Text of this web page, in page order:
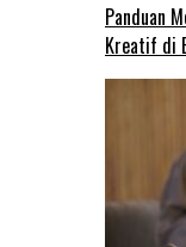
Panduan
Kreatif di